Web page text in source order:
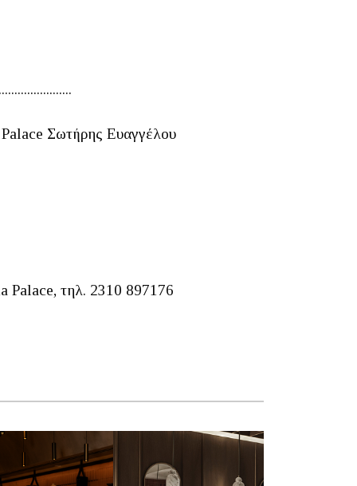
Σωτήρης Ευαγγέλου
Palace, τηλ. 2310 897176